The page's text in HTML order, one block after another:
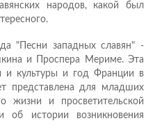
народов, какой был
"Песни западных славян" -
и Проспера Мериме. Эта
и культуры и год Франции в
представлена для младших
жизни и просветительской
истории возникновения